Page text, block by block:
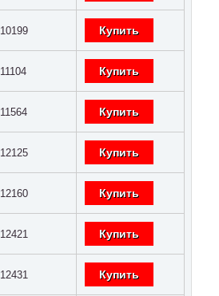
10199 Купить
11104 Купить
11564 Купить
12125 Купить
12160 Купить
12421 Купить
12431 Купить